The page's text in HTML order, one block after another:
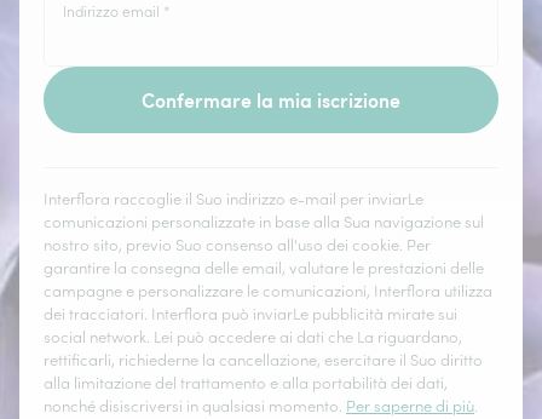
Indirizzo email *
Confermare la mia iscrizione
Interflora raccoglie il Suo indirizzo e-mail per inviarLe
comunicazioni personalizzate in base alla Sua navigazione sul
nostro sito, previo Suo consenso all'uso dei cookie. Per
garantire la consegna delle email, valutare le prestazioni delle
campagne e personalizzare le comunicazioni, Interflora utilizza
dei tracciatori. Interflora può inviarLe pubblicità mirate sui
social network. Lei può accedere ai dati che La riguardano,
rettificarli, richiederne la cancellazione, esercitare il Suo diritto
alla limitazione del trattamento e alla portabilità dei dati,
nonché disiscriversi in qualsiasi momento. Per saperne di più.